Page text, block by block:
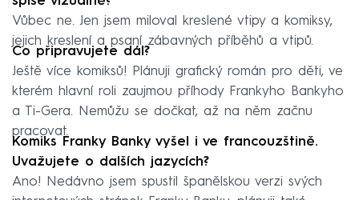
Vůbec ne. Jen jsem miloval kreslené vtipy a komiksy,
jejich kreslení a psaní zábavných příběhů a vtipů.
Co připravujete dál?
Ještě více komiksů! Plánuji grafický román pro děti, ve
kterém hlavní roli zaujmou příhody Frankyho Bankyho
a Ti-Gera. Nemůžu se dočkat, až na něm začnu
pracovat.
Komiks Franky Banky vyšel i ve francouzštině.
Uvažujete o dalších jazycích?
Ano! Nedávno jsem spustil španělskou verzi svých